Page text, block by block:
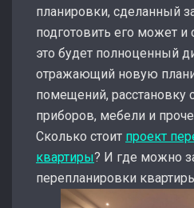
планировки, сделанный
подготовить его может и
это будет полноценный
отражающий новую
помещений, расстановку
приборов, мебели и
Сколько стоит проект
квартиры? И где можно
перепланировки